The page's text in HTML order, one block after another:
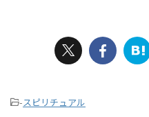
-スピリチュアル